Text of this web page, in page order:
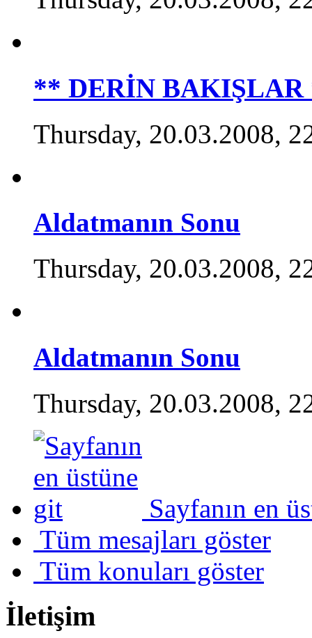
** DERİN BAKIŞLAR
Thursday, 20.03.2008,
Aldatmanın Sonu
Thursday, 20.03.2008,
Aldatmanın Sonu
Thursday, 20.03.2008,
Sayfanın en
Tüm mesajları göster
Tüm konuları göster
İletişim